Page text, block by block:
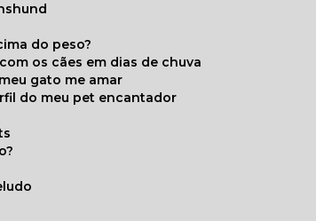
do peso?
com os cães em dias de chuva
meu gato me amar
do meu pet encantador